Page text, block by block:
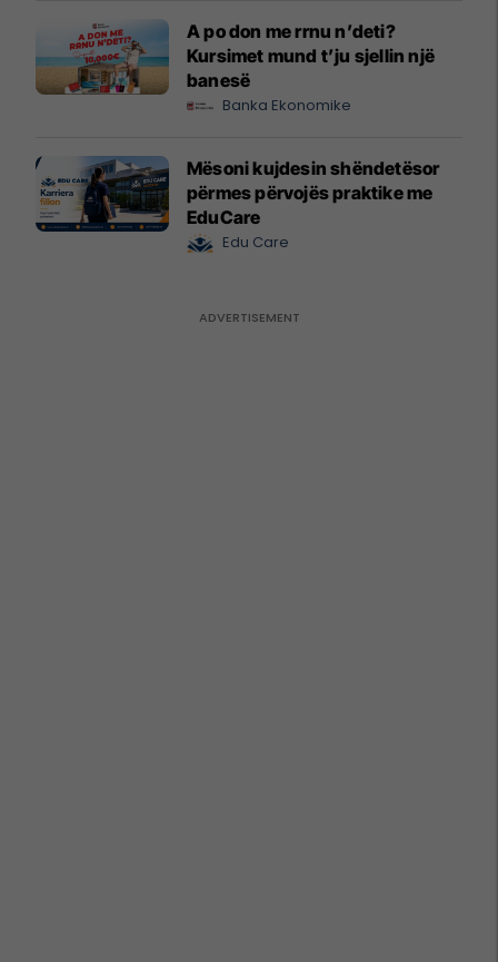
A po don me rrnu n’deti?
Kursimet mund t’ju sjellin një
banesë
Banka Ekonomike
Mësoni kujdesin shëndetësor
përmes përvojës praktike me
EduCare
Edu Care